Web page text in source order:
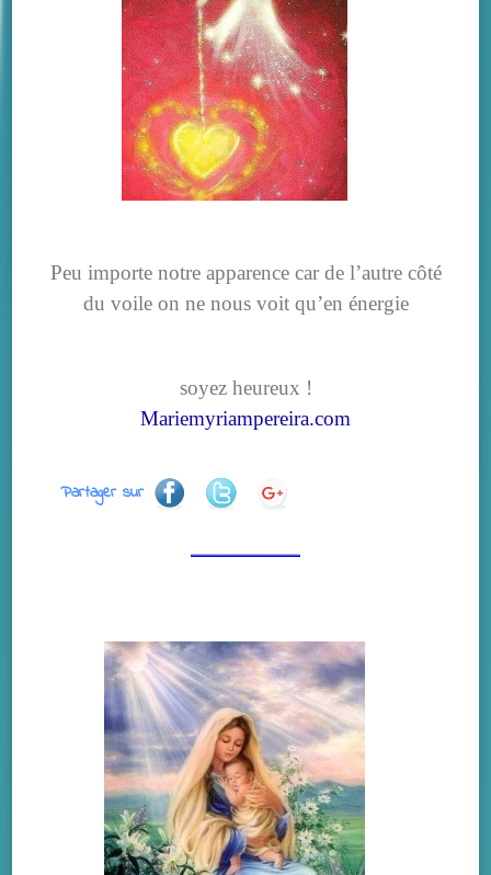
Peu importe notre apparence car de l’autre côté
du voile on ne nous voit qu’en énergie
soyez heureux !
Mariemyriampereira.com
Partager sur